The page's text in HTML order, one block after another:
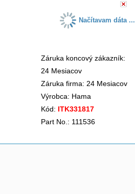
Načítavam dáta ...
Záruka koncový zákazník:
24 Mesiacov
Záruka firma: 24 Mesiacov
Výrobca: Hama
Kód: ITK331817
Part No.: 111536